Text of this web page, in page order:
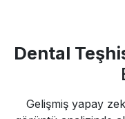
Dental
Gelişmiş yapay